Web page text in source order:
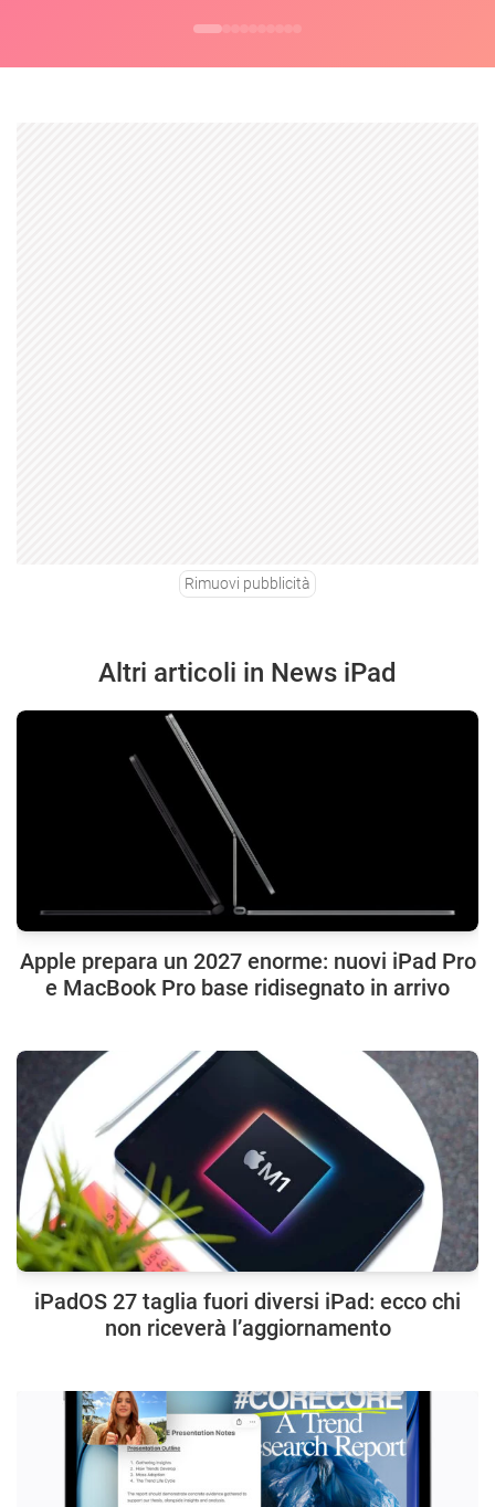
Rimuovi pubblicità
Altri articoli in News iPad
Apple prepara un 2027 enorme: nuovi iPad Pro
e MacBook Pro base ridisegnato in arrivo
iPadOS 27 taglia fuori diversi iPad: ecco chi
non riceverà l’aggiornamento